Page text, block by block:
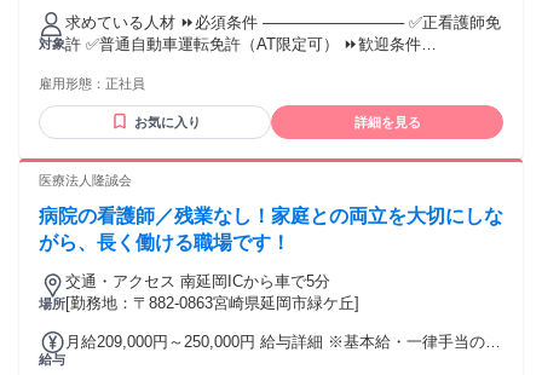
定残業代：あり 1ヶ月あたり4万5700円 〜 5万4600円（固定残
業時間：1ヶ月あたり20時間） 固定残業時間を超えた勤務時
間については別途残業代を支給する 【一律手当】 全員に一律
で支払われる通勤・皆勤・家族手当金額：あり 1ヶ月あたり1
手当：5000円 ✅その他手当 オンコール手当：平日2,000円/回
土日3,000円/回 月１０回程度の勤務見込みで2万円〜2.5万円
の手当として支給中
対象
求めている人材 ⏩必須条件 ───────────── ✅正看護師免
許 ✅普通自動車運転免許（AT限定可） ⏩歓迎条件
験・ブランクOK） ✅ワード・エクセルの基本操作 訪問看護
の経験者を募集します。 即戦力として、これまでのご経験を
存分に発揮していただける環境です。 給与・賞与は県内トッ
ます。 頑張っているスタッフの皆様にはしっかりお返しでき
が届きます。 『裁量を持って働きたい方』 『正当に評価され
たい方』 『新しい職場で力を発揮したい方』におすすめで
集します。
雇用形態： 正社員
お気に入り 詳細を見る
医療法人隆誠会
病院の看護師／残業なし！家庭との両立を大切にしな
がら、長く働ける職場です！
場所
交通・アクセス 南延岡ICから車で5分
[勤務地：〒882-0863宮崎県延岡市緑ケ丘]
給与
月給209,000円～250,000円 給与詳細 ※基本給・一律手当の総